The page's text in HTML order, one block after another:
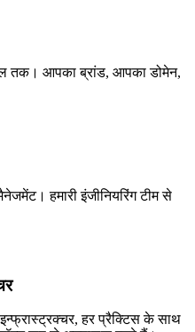
तक। आपका ब्रांड, आपका डोमेन,
हमारी इंजीनियरिंग टीम से
हर प्रैक्टिस के साथ